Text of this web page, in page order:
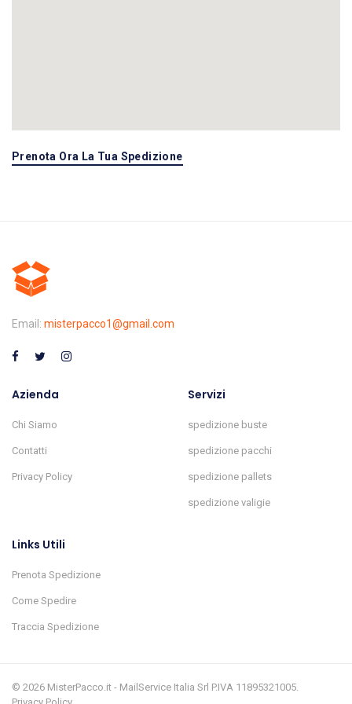
Prenota Ora La Tua Spedizione
Email: misterpacco1@gmail.com
Azienda
Chi Siamo
Contatti
Privacy Policy
Servizi
spedizione buste
spedizione pacchi
spedizione pallets
spedizione valigie
Links Utili
Prenota Spedizione
Come Spedire
Traccia Spedizione
© 2026 MisterPacco.it - MailService Italia Srl P.IVA 11895321005.